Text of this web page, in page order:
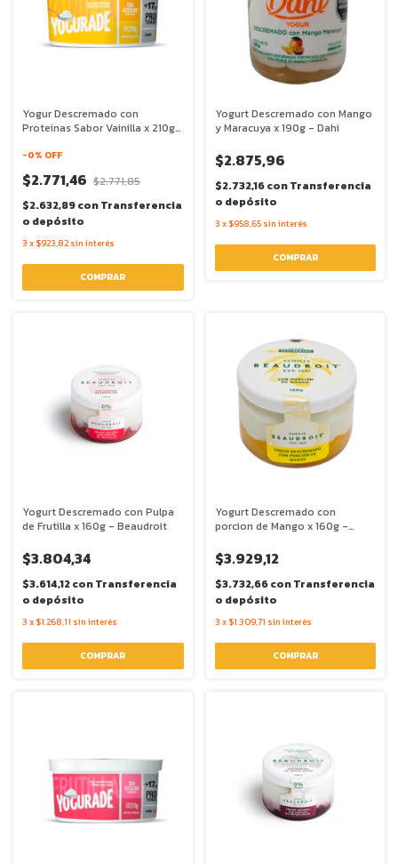
Yogur Descremado con
Proteinas Sabor Vainilla x 210g
-0% OFF
$2.771,46 $2.771,85
$2.632,89conTransferencia
o depósito
3 x $923,82 sin interés
Yogurt Descremado con Mango
y Maracuya x 190g - Dahi
$2.875,96
$2.732,16conTransferencia
o depósito
3 x $958,65 sin interés
Yogurt Descremado con Pulpa
de Frutilla x 160g - Beaudroit
$3.804,34
$3.614,12conTransferencia
o depósito
3 x $1.268,11 sin interés
Yogurt Descremado con
porcion de Mango x 160g -
$3.929,12
$3.732,66conTransferencia
o depósito
3 x $1.309,71 sin interés